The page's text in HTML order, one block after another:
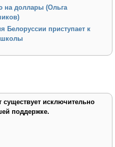
на доллары (Ольга
Белоруссии приступает к
школы
исключительно
поддержке.